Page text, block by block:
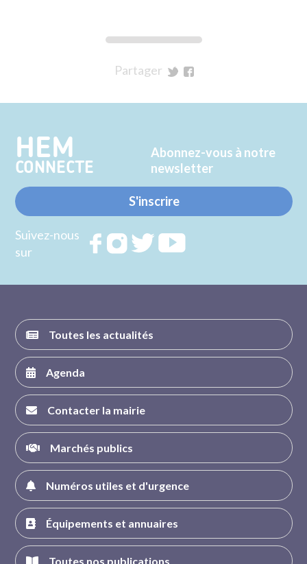
Partager
Twitter
Facebook
HEM
CONNECTE
Abonnez-vous à notre
newsletter
S'inscrire
Suivez-nous
sur
RejoignezRejoignezRejoignez
Toutes les actualités
Agenda
Contacter la mairie
Marchés publics
Numéros utiles et d'urgence
Équipements et annuaires
Toutes nos publications